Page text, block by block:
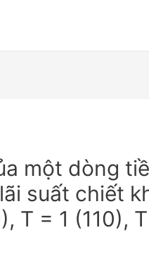
một dòng
suất chiết
T = 1 (110),